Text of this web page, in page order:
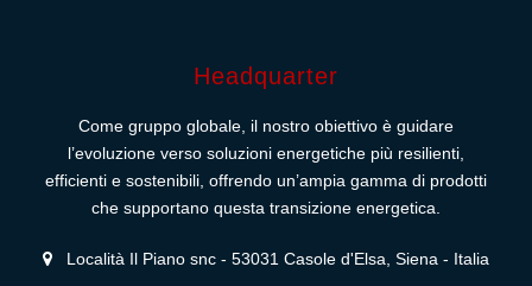
Headquarter
Come gruppo globale, il nostro obiettivo è guidare
l’evoluzione verso soluzioni energetiche più resilienti,
efficienti e sostenibili, offrendo un’ampia gamma di prodotti
che supportano questa transizione energetica.
Località Il Piano snc - 53031 Casole d'Elsa, Siena - Italia